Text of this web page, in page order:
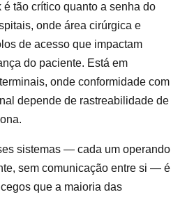
tão crítico quanto a senha do
onde área cirúrgica e
de acesso que impactam
do paciente. Está em
onde conformidade com
depende de rastreabilidade de
sistemas — cada um operando
sem comunicação entre si — é
que a maioria das